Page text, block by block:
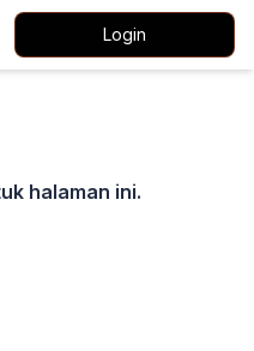
Login
halaman ini.